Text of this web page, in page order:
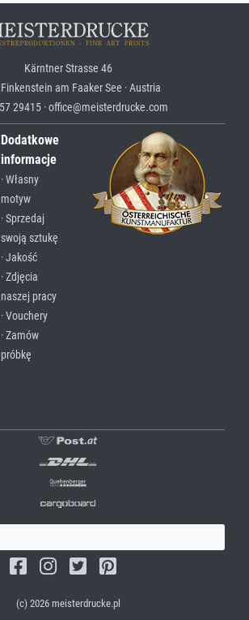
Kärntner Strasse 46
am Faaker See · Austria
29415 · office@meisterdrucke.com
Dodatkowe
informacje
· Własny
motyw
· Sprzedaj
swoją sztukę
· Jakość
· Zdjęcia
naszej pracy
· Vouchery
· Zamów
próbkę
(c) 2026 meisterdrucke.pl